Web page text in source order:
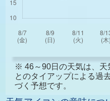
※ 46～90日の天気は、天
とのタイアップによる過
づく予想です。